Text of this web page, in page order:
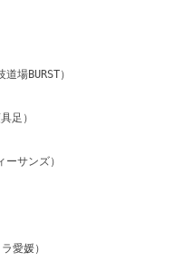
BURST）
足）
サンズ）
媛）